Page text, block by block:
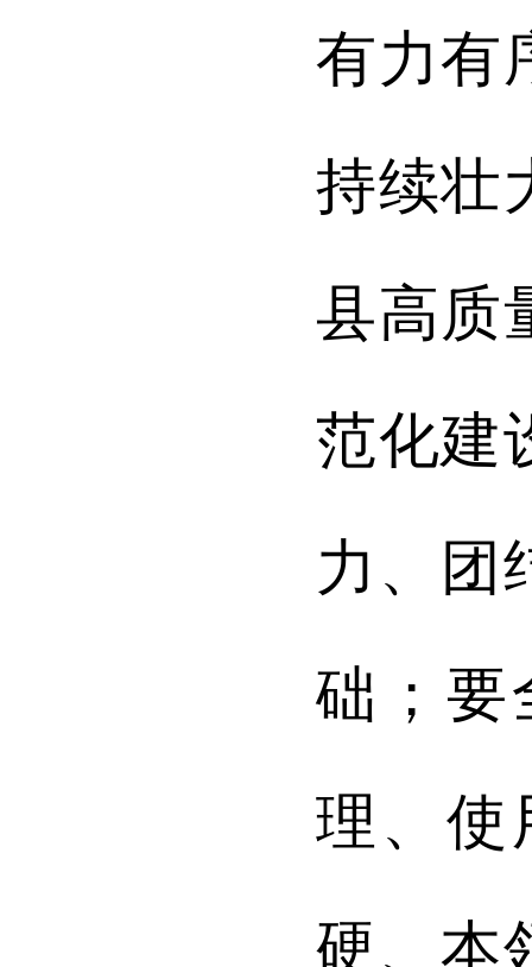
有力有
持续壮
县高质
范化建
力、团
础；要
理、使
硬、本